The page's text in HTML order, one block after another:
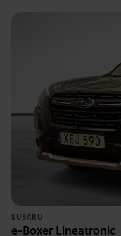
SUBARU
e-Boxer Lineatronic